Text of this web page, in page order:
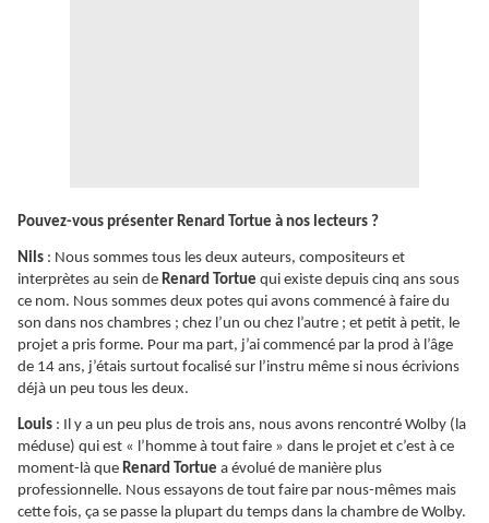
Pouvez-vous présenter Renard Tortue à nos lecteurs ?
Nils : Nous sommes tous les deux auteurs, compositeurs et
interprètes au sein de Renard Tortue qui existe depuis cinq ans sous
ce nom. Nous sommes deux potes qui avons commencé à faire du
son dans nos chambres ; chez l’un ou chez l’autre ; et petit à petit, le
projet a pris forme. Pour ma part, j’ai commencé par la prod à l’âge
de 14 ans, j’étais surtout focalisé sur l’instru même si nous écrivions
déjà un peu tous les deux.
Louis : Il y a un peu plus de trois ans, nous avons rencontré Wolby (la
méduse) qui est « l’homme à tout faire » dans le projet et c’est à ce
moment-là que Renard Tortue a évolué de manière plus
professionnelle. Nous essayons de tout faire par nous-mêmes mais
cette fois, ça se passe la plupart du temps dans la chambre de Wolby.